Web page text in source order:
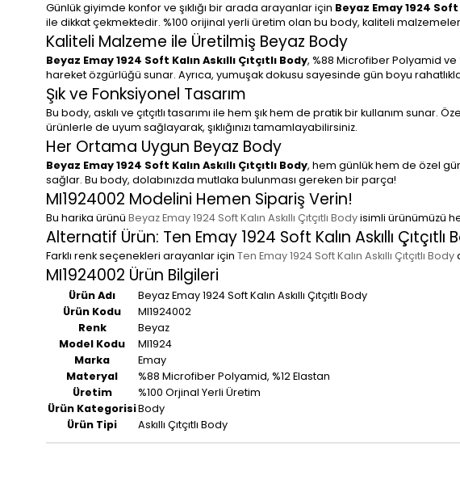
Günlük giyimde konfor ve şıklığı bir arada arayanlar için Beyaz Emay 1924 Soft
ile dikkat çekmektedir. %100 orijinal yerli üretim olan bu body, kaliteli
Kaliteli Malzeme ile Üretilmiş Beyaz Body
Beyaz Emay 1924 Soft Kalın Askıllı Çıtçıtlı Body, %88 Microfiber Polyamid ve
hareket özgürlüğü sunar. Ayrıca, yumuşak dokusu sayesinde gün boyu
Şık ve Fonksiyonel Tasarım
Bu body, askılı ve çıtçıtlı tasarımı ile hem şık hem de pratik bir kullanım
ürünlerle de uyum sağlayarak, şıklığınızı tamamlayabilirsiniz.
Her Ortama Uygun Beyaz Body
Beyaz Emay 1924 Soft Kalın Askıllı Çıtçıtlı Body, hem günlük hem de özel
sağlar. Bu body, dolabınızda mutlaka bulunması gereken bir parça!
MI1924002 Modelini Hemen Sipariş Verin!
Bu harika ürünü Beyaz Emay 1924 Soft Kalın Askıllı Çıtçıtlı Bodyisimli ürünümüzü
Alternatif Ürün: Ten Emay 1924 Soft Kalın Askıllı Çıtçıtlı
Farklı renk seçenekleri arayanlar için Ten Emay 1924 Soft Kalın Askıllı Çıtçıtlı Body
MI1924002 Ürün Bilgileri
Ürün Adı
Beyaz Emay 1924 Soft Kalın Askıllı Çıtçıtlı Body
Ürün Kodu
MI1924002
Renk
Beyaz
Model Kodu
MI1924
Marka
Emay
Materyal
%88 Microfiber Polyamid, %12 Elastan
Üretim
%100 Orjinal Yerli Üretim
Ürün KategorisiBody
Ürün Tipi
Askıllı Çıtçıtlı Body